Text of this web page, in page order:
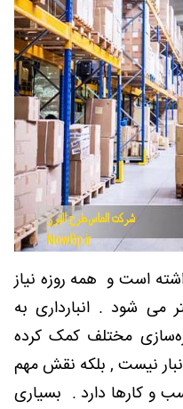
است و همه روزه نیاز
می شود . انبارداری به
مختلف کمک کرده
نیست , بلکه نقش مهم
و کارها دارد . بسیاری